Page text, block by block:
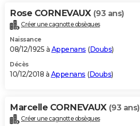
Rose CORNEVAUX (93 ans)
Créer une cagnotte obsèques
Naissance
08/12/1925 à Appenans (Doubs)
Décès
10/12/2018 à Appenans (Doubs)
Marcelle CORNEVAUX (93 ans)
Créer une cagnotte obsèques